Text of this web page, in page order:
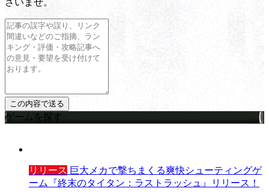
ゲームを探す
リリース 巨大メカで撃ちまくる爽快シューティングゲ
ーム『終末のタイタン：ラストラッシュ』リリース！